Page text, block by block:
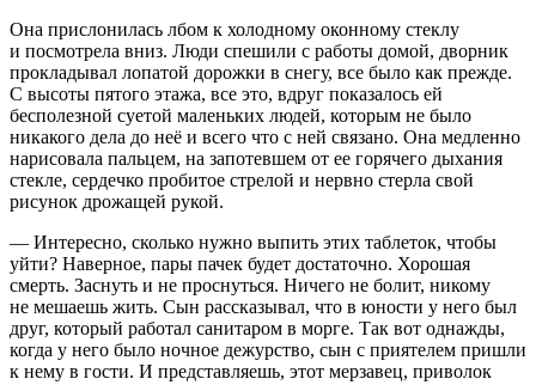
Она прислонилась лбом к холодному оконному стеклу
и посмотрела вниз. Люди спешили с работы домой, дворник
прокладывал лопатой дорожки в снегу, все было как прежде.
С высоты пятого этажа, все это, вдруг показалось ей
бесполезной суетой маленьких людей, которым не было
никакого дела до неё и всего что с ней связано. Она медленно
нарисовала пальцем, на запотевшем от ее горячего дыхания
стекле, сердечко пробитое стрелой и нервно стерла свой
рисунок дрожащей рукой.
— Интересно, сколько нужно выпить этих таблеток, чтобы
уйти? Наверное, пары пачек будет достаточно. Хорошая
смерть. Заснуть и не проснуться. Ничего не болит, никому
не мешаешь жить. Сын рассказывал, что в юности у него был
друг, который работал санитаром в морге. Так вот однажды,
когда у него было ночное дежурство, сын с приятелем пришли
к нему в гости. И представляешь, этот мерзавец, приволок